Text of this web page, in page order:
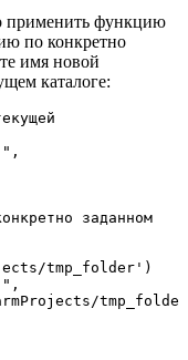
применить функцию
по конкретно
имя новой
каталоге:
заданном
tmp_folder')
tmp_folde